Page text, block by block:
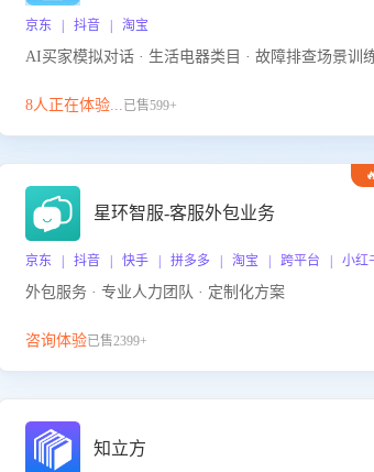
京东 | 抖音 | 淘宝
AI买家模拟对话 · 生活电器类目 · 故障排查场景训
8人正在体验...已售599+
星环智服-客服外包业务
京东 | 抖音 | 快手 | 拼多多 | 淘宝 | 跨平台 | 小红
外包服务 · 专业人力团队 · 定制化方案
咨询体验已售2399+
知立方